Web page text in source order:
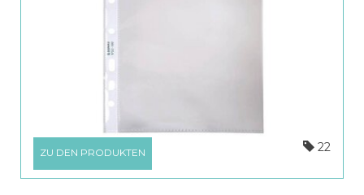
ZU DEN PRODUKTEN 22